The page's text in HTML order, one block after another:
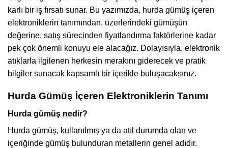
karlı bir iş fırsatı sunar. Bu yazımızda, hurda gümüş içeren
elektroniklerin tanımından, üzerlerindeki gümüşün
değerine, satış sürecinden fiyatlandırma faktörlerine kadar
pek çok önemli konuyu ele alacağız. Dolayısıyla, elektronik
atıklarla ilgilenen herkesin merakını giderecek ve pratik
bilgiler sunacak kapsamlı bir içerikle buluşacaksınız.
Hurda Gümüş İçeren Elektroniklerin Tanımı
Hurda gümüş nedir?
Hurda gümüş, kullanılmış ya da atıl durumda olan ve
içeriğinde gümüş bulunduran metallerin genel adıdır.